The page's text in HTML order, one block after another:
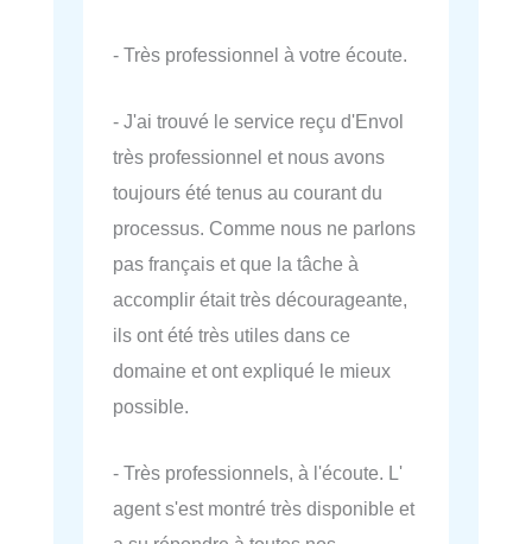
- Très professionnel à votre écoute.
- J'ai trouvé le service reçu d'Envol
très professionnel et nous avons
toujours été tenus au courant du
processus. Comme nous ne parlons
pas français et que la tâche à
accomplir était très décourageante,
ils ont été très utiles dans ce
domaine et ont expliqué le mieux
possible.
- Très professionnels, à l'écoute. L'
agent s'est montré très disponible et